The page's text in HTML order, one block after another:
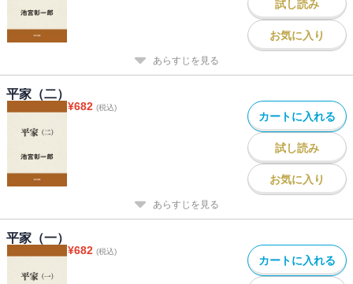
試し読み
お気に入り
あらすじを見る
平家（二）
¥682 (税込)
カートに入れる
試し読み
お気に入り
あらすじを見る
平家（一）
¥682 (税込)
カートに入れる